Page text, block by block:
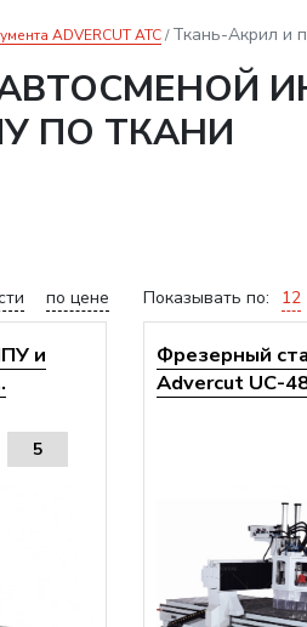
ADVERCUT ATC Ткань-Акрил и
ПО ТКАНИ
по цене Показывать по: 12
и
5
Фрезерный
Advercut UС-